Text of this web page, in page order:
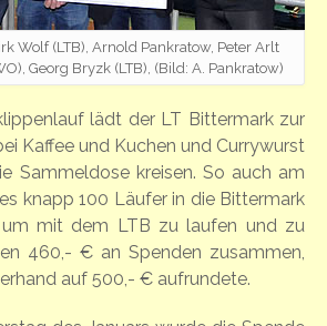
Wolf (LTB), Arnold Pankratow, Peter Arlt
Georg Bryzk (LTB), (Bild: A. Pankratow)
lädt der LT Bittermark zur
Kaffee und Kuchen und Currywurst
Sammeldose kreisen. So auch am
knapp 100 Läufer in die Bittermark
mit dem LTB zu laufen und zu
460,- € an Spenden zusammen,
auf 500,- € aufrundete.